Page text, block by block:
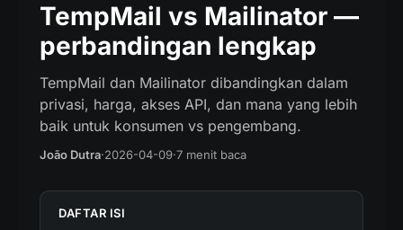
TempMail vs Mailinator —
perbandingan lengkap
TempMail dan Mailinator dibandingkan dalam
privasi, harga, akses API, dan mana yang lebih
baik untuk konsumen vs pengembang.
João Dutra·2026-04-09·7 menit baca
DAFTAR ISI